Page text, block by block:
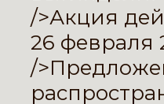
/>Акция
26 февраля
/